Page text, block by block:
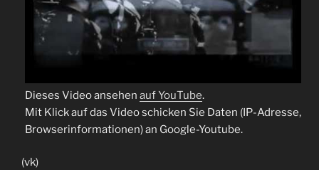
Dieses Video ansehen auf YouTube.
Mit Klick auf das Video schicken Sie Daten (IP-Adresse,
Browserinformationen) an Google-Youtube.
(vk)